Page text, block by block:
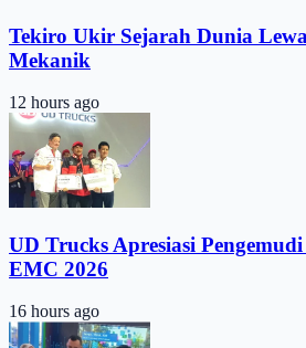
Tekiro Ukir Sejarah Dunia
Mekanik
12 hours ago
UD Trucks Apresiasi
EMC 2026
16 hours ago